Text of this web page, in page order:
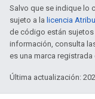
Salvo que se indique lo
sujeto a la licencia
de código están sujetos
información, consulta
es una marca
Última actualización: